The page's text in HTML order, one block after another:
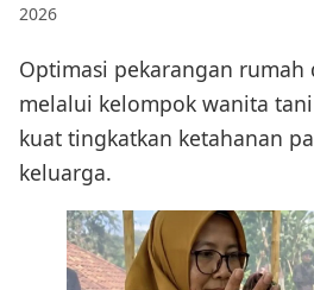
2026
Optimasi pekarangan rumah
melalui kelompok wanita
kuat tingkatkan ketahanan
keluarga.